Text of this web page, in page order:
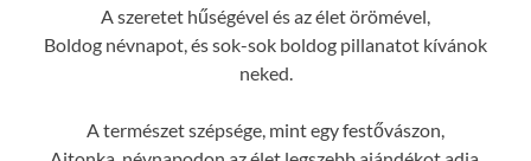
A szeretet hűségével és az élet örömével,
Boldog névnapot, és sok-sok boldog pillanatot kívánok
neked.
A természet szépsége, mint egy festővászon,